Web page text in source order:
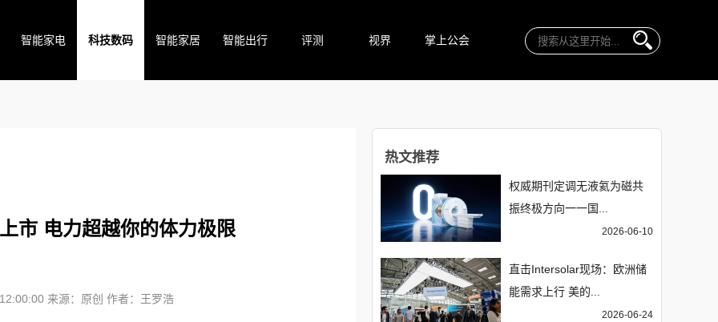
智能家电 科技数码 智能家居 智能出行 评测 视界 掌上公会
市 电力超越你的体力极限
来源：原创 作者：王罗浩
热文推荐
权威期刊定调无液氦为磁共
振终极方向一一国...
2026-06-10
直击Intersolar现场：欧洲储
能需求上行 美的...
2026-06-24